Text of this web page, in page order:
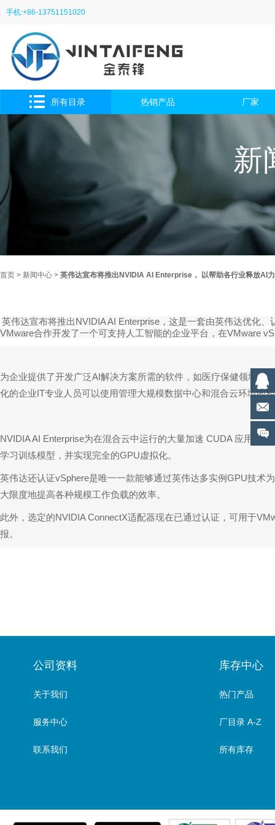
手机:+86-13751151020
所有目录 热销产品 厂家
新
首页 > 新闻中心 > 英伟达宣布将推出NVIDIA AI Enterprise， 以帮助各行业释放AI
英伟达宣布将推出NVIDIA AI Enterprise，这是一套由英伟达优化
VMware合作开发了一个可支持人工智能的企业平台，在VMware
为企业提供了开发广泛AI解决方案所需的软件，如医疗保健领域的
化的企业IT专业人员可以使用管理大规模数据中心和混合云环境的
NVIDIA AI Enterprise为在混合云中运行的大量加速 CUDA 应用、
学习训练模型，并实现完全的GPU虚拟化。
英伟达还认证vSphere是唯一一款能够通过英伟达多实例GPU技术
大限度地提高各种规模工作负载的效率。
此外，选定的NVIDIA ConnectX适配器现在已通过认证，可用于
报。
公司资料
关于我们
服务中心
联系我们
库存中心
热门产品
厂目录 A-Z
所有库存